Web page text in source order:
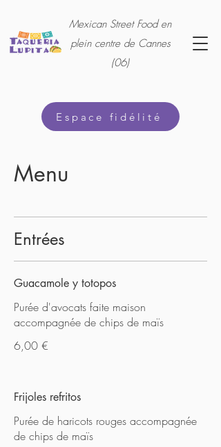
Mexican Street Food en
plein centre de Cannes
(06)
Espace fidélité
Menu
Entrées
Guacamole y totopos
Purée d'avocats faite maison
accompagnée de chips de maïs
6,00 €
Frijoles refritos
Purée de haricots rouges accompagnée
de chips de maïs